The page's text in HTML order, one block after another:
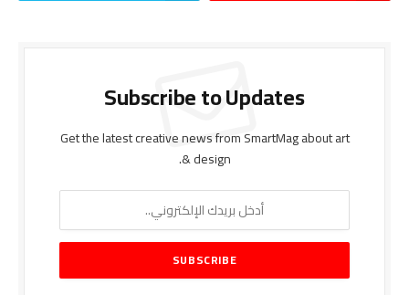
Subscribe to Updates
Get the latest creative news from SmartMag about art
& design.